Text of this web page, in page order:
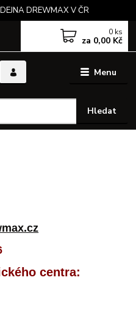
DREWMAX V ČR
Menu
Hledat
0 ks
za 0,00 Kč
centra: